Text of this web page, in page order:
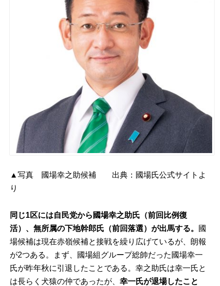
▲写真 國場幸之助候補 出典： 國場氏公式サイト よ
り
同じ1区には自民党から國場幸之助氏（前回比例復
活）、無所属の下地幹郎氏（前回落選）が出馬する。
國
場候補は現在赤嶺候補と接戦を繰り広げているが、朗報
が2つある。まず、國場組グループ総帥だった國場幸一
氏が昨年秋に引退したことである。幸之助氏は幸一氏と
は長らく犬猿の仲であったが、幸一氏が退場したこと